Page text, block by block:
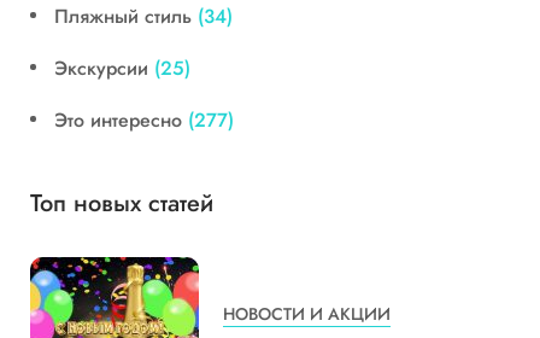
Пляжный стиль (34)
Экскурсии (25)
Это интересно (277)
Топ новых статей
НОВОСТИ И АКЦИИ